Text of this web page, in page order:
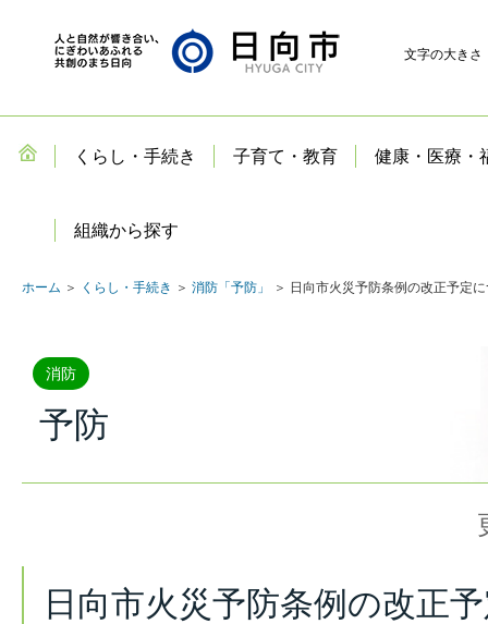
文字の大きさ
くらし・手続き 子育て・教育 健康・医療・
組織から探す
ホーム ＞ くらし・手続き ＞ 消防「予防」 ＞ 日向市火災予防条例の改正予定
消防
予防
日向市火災予防条例の改正